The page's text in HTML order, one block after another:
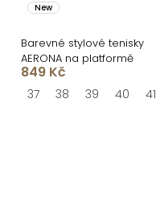
New
Barevné stylové tenisky
AERONA na platformě
849 Kč
37 38 39 40 41